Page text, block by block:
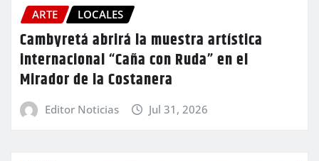
ARTE LOCALES
Cambyretá abrirá la muestra artística
internacional “Caña con Ruda” en el
Mirador de la Costanera
Editor Noticias Jul 31, 2026